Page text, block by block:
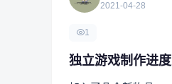
2021-04-28
1
独立游戏制作进度